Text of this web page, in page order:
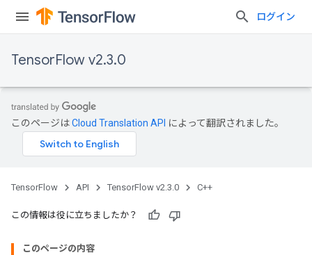
ログイン
TensorFlow v2.3.0
このページはCloud Translation API によって翻訳されました。
TensorFlow API TensorFlow v2.3.0 C++
この情報は役に立ちましたか？
このページの内容